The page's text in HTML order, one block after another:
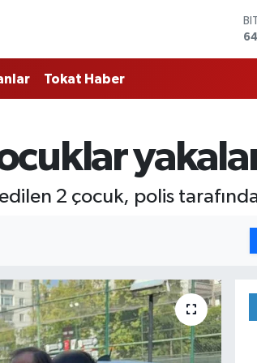
Tokat Haber
2 çocuk, polis